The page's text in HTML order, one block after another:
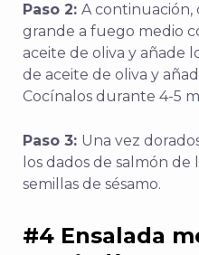
Paso 2: A continuación,
grande a fuego medio
aceite de oliva y añade
de aceite de oliva y
Cocínalos durante 4-5
Paso 3: Una vez
los dados de salmón
semillas de sésamo.
#4 Ensalada